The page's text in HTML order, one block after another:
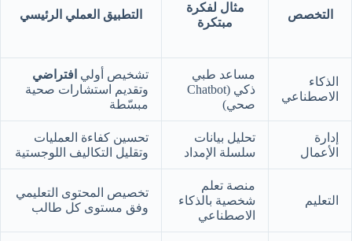
التخصص
مثال لفكرة
مبتكرة
التطبيق العملي الرئيسي
الذكاء
الاصطناعي
مساعد طبي
ذكي (Chatbot
صحي)
تشخيص أولي افتراضي
وتقديم استشارات صحية
مبسّطة
إدارة
الأعمال
تحليل بيانات
سلسلة الإمداد
تحسين كفاءة العمليات
وتقليل التكاليف اللوجستية
التعليم
منصة تعلم
شخصية بالذكاء
الاصطناعي
تخصيص المحتوى التعليمي
وفق مستوى كل طالب